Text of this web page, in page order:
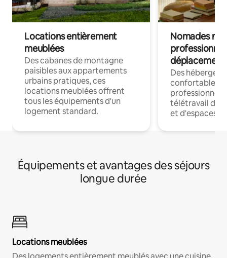
Locations entièrement
meublées
Des cabanes de montagne
paisibles aux appartements
urbains pratiques, ces
locations meublées offrent
tous les équipements d'un
logement standard.
Nomades
déplacement
Des
confortables
professionnels
télétravail
et d'espaces
Équipements et avantages des séjours
longue durée
Locations meublées